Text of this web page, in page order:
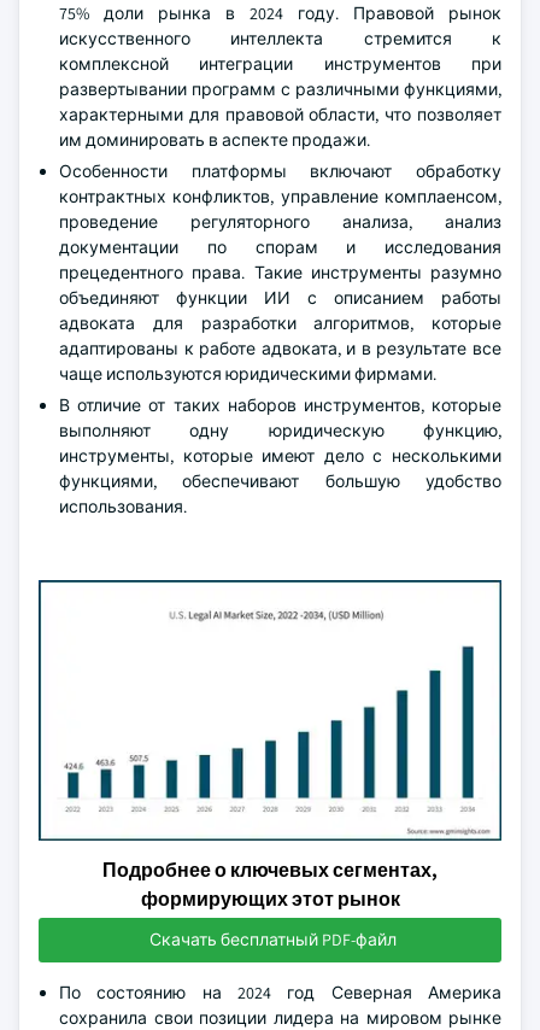
75% доли рынка в 2024 году. Правовой рынок
искусственного интеллекта стремится к
комплексной интеграции инструментов при
развертывании программ с различными функциями,
характерными для правовой области, что позволяет
им доминировать в аспекте продажи.
Особенности платформы включают обработку
контрактных конфликтов, управление комплаенсом,
проведение регуляторного анализа, анализ
документации по спорам и исследования
прецедентного права. Такие инструменты разумно
объединяют функции ИИ с описанием работы
адвоката для разработки алгоритмов, которые
адаптированы к работе адвоката, и в результате все
чаще используются юридическими фирмами.
В отличие от таких наборов инструментов, которые
выполняют одну юридическую функцию,
инструменты, которые имеют дело с несколькими
функциями, обеспечивают большую удобство
использования.
Подробнее о ключевых сегментах,
формирующих этот рынок
Скачать бесплатный PDF-файл
По состоянию на 2024 год Северная Америка
сохранила свои позиции лидера на мировом рынке